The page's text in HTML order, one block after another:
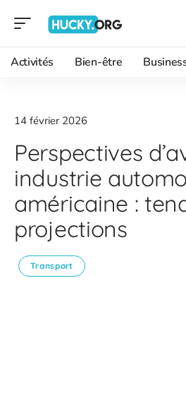
Activités Bien-être
14 février 2026
Perspectives
industrie
américaine :
projections
Transport